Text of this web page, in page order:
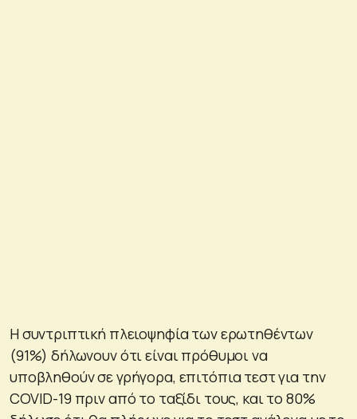
Η συντριπτική πλειοψηφία των ερωτηθέντων
(91%) δήλωνουν ότι είναι πρόθυμοι να
υποβληθούν σε γρήγορα, επιτόπια τεστ για την
COVID-19 πριν από το ταξίδι τους, και το 80%